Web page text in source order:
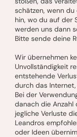
schätzen, wenn
hin, wo du auf der
werden uns dann
Bitte sende deine
Wir übernehmen
Unvollständigkeit
entstehende
durch das
Bei der
danach die Anzahl
jegliche Verluste
Leandros
oder Ideen